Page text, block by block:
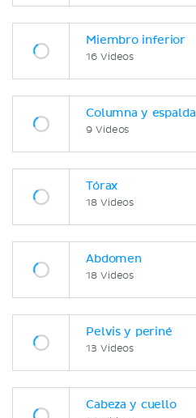
Miembro inferior
16 Videos
Columna y espalda
9 Videos
Tórax
18 Videos
Abdomen
18 Videos
Pelvis y periné
13 Videos
Cabeza y cuello